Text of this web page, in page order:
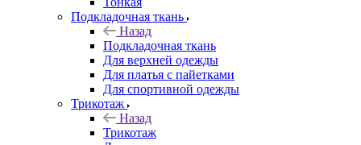
Подкладочная ткань
Назад
Подкладочная ткань
Для верхней одежды
Для платья с пайетками
Для спортивной одежды
Трикотаж
Назад
Трикотаж